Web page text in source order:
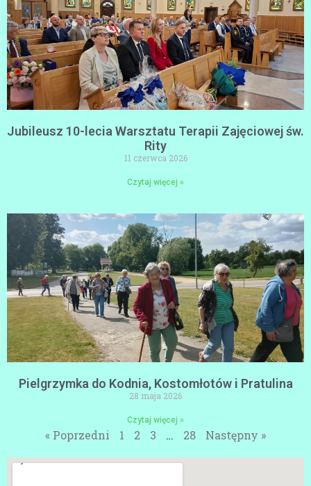
Jubileusz 10-lecia Warsztatu Terapii Zajęciowej św.
Rity
11 czerwca 2026
Czytaj więcej »
Pielgrzymka do Kodnia, Kostomłotów i Pratulina
28 maja 2026
Czytaj więcej »
« Poprzedni 1 2 3 … 28 Następny »